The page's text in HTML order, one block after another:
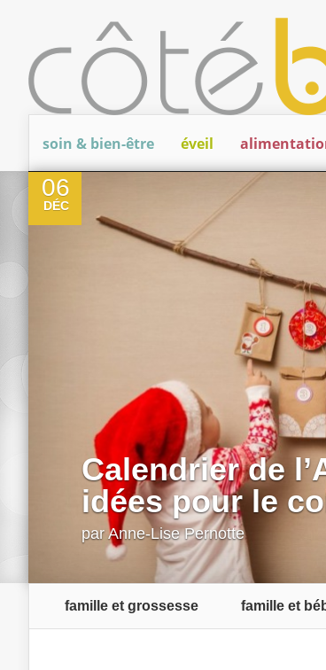
soin & bien-être éveil
06
DÉC
0
Calendrier de
idées pour le
parAnne-Lise Pernotte
famille et grossesse famille et